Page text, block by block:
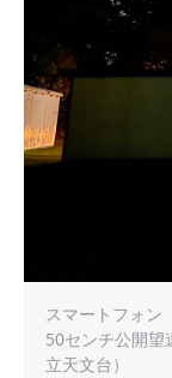
スマートフォン
50センチ公開望
立天文台）